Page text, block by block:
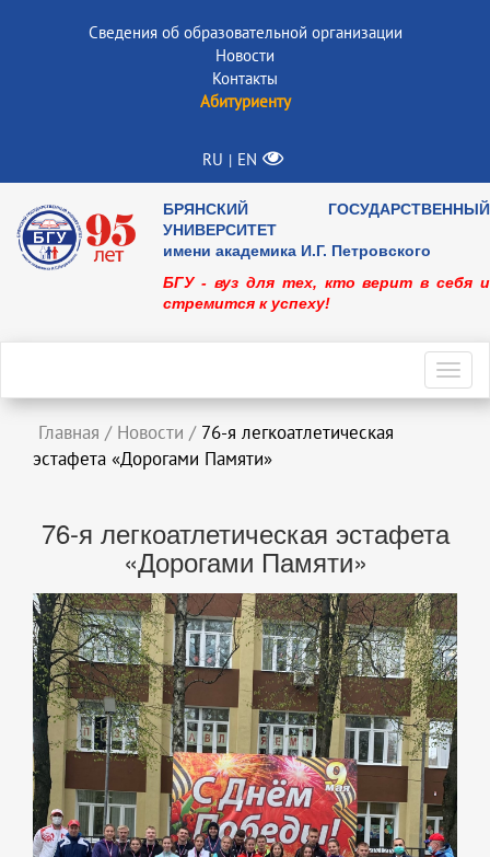
Сведения об образовательной организации
Новости
Контакты
Абитуриенту
RU | EN
БРЯНСКИЙ ГОСУДАРСТВЕННЫЙ
УНИВЕРСИТЕТ
имени академика И.Г. Петровского
БГУ - вуз для тех, кто верит в себя и
стремится к успеху!
Главная / Новости / 76-я легкоатлетическая
эстафета «Дорогами Памяти»
76-я легкоатлетическая эстафета
«Дорогами Памяти»